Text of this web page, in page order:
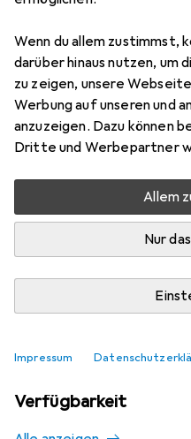
Wenn du allem zustimmst,
darüber hinaus nutzen, um
zu zeigen, unsere
Werbung auf unseren und
anzuzeigen. Dazu können
Dritte und Werbepartner
Allem
Nur
Impressum
Bewertungen
Aktuell nicht lieferbar
Benachrichtigen, wenn
Vergleichen
Verfügbarkeit